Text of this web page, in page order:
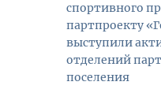
спортивного
партпроекту
выступили
отделений
поселения